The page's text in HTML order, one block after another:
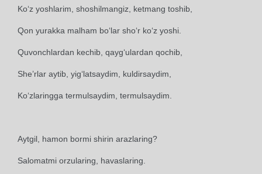
Ko‘z yoshlarim, shoshilmangiz, ketmang toshib,
Qon yurakka malham bo‘lar sho‘r ko‘z yoshi.
Quvonchlardan kechib, qayg‘ulardan qochib,
She’rlar aytib, yig‘latsaydim, kuldirsaydim,
Ko‘zlaringga termulsaydim, termulsaydim.
Aytgil, hamon bormi shirin arazlaring?
Salomatmi orzularing, havaslaring.